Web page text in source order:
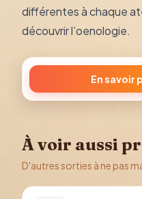
différentes à chaque
découvrir l’oenologie.
En savoir
À voir aussi
D'autres sorties à ne pas